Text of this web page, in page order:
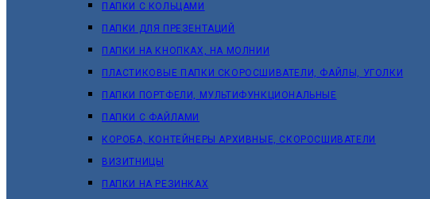
ПАПКИ С КОЛЬЦАМИ
ПАПКИ ДЛЯ ПРЕЗЕНТАЦИЙ
ПАПКИ НА КНОПКАХ, НА МОЛНИИ
ПЛАСТИКОВЫЕ ПАПКИ СКОРОСШИВАТЕЛИ, ФАЙЛЫ, УГОЛКИ
ПАПКИ ПОРТФЕЛИ, МУЛЬТИФУНКЦИОНАЛЬНЫЕ
ПАПКИ С ФАЙЛАМИ
КОРОБА, КОНТЕЙНЕРЫ АРХИВНЫЕ, СКОРОСШИВАТЕЛИ
ВИЗИТНИЦЫ
ПАПКИ НА РЕЗИНКАХ